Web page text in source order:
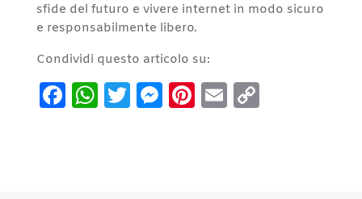
sfide del futuro e vivere internet in modo sicuro
e responsabilmente libero.
Condividi questo articolo su:
Facebook
WhatsApp
Twitter
Messenger
Pinterest
EmailCopy